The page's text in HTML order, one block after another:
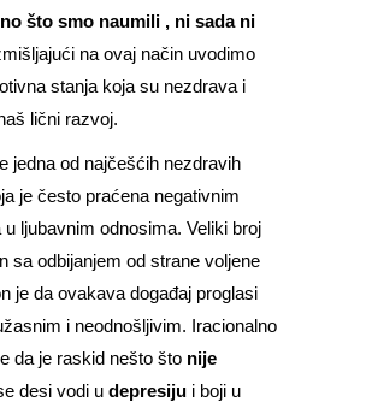
što smo naumili , ni sada ni
na ovaj način uvodimo
stanja koja su nezdrava i
lični razvoj.
jedna od najčešćih nezdravih
je često praćena negativnim
ljubavnim odnosima. Veliki broj
sa odbijanjem od strane voljene
je da ovakava događaj proglasi
i neodnošljivim. Iracionalno
da je raskid nešto što nije
desi vodi u depresiju i boji u